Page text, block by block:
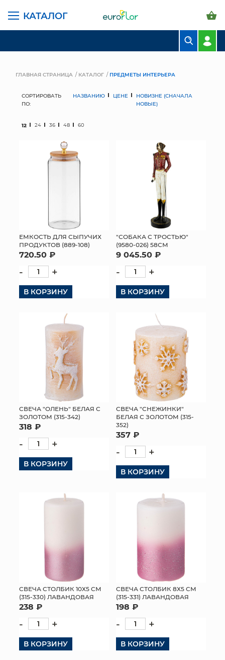
КАТАЛОГ
МЯГКИЕ ИГРУШКИ
КОРЗИНЫ
ЯЩИКИ
ИСКУССТВЕННЫЕ ЦВЕТЫ
ПАКЕТЫ И СУМКИ
ПОДАРОЧНЫЕ КАРТЫ
ТОРГОВЫЙ ЦЕНТР
ОПТОВЫМ КЛИЕНТАМ
КОНТАКТЫ
ГЛАВНАЯ СТРАНИЦА КАТАЛОГ ПРЕДМЕТЫ ИНТЕРЬЕРА
СОРТИРОВАТЬ
ПО:
НАЗВАНИЮ ЦЕНЕ
НОВИЗНЕ (СНАЧАЛА
НОВЫЕ)
12 24 36 48 60
ЕМКОСТЬ ДЛЯ СЫПУЧИХ
ПРОДУКТОВ (889-108)
720.50 ₽
- +
В КОРЗИНУ
"СОБАКА С ТРОСТЬЮ"
(9580-026) 58СМ
9 045.50 ₽
- +
В КОРЗИНУ
CВЕЧА "ОЛЕНЬ" БЕЛАЯ С
ЗОЛОТОМ (315-342)
318 ₽
- +
В КОРЗИНУ
CВЕЧА "СНЕЖИНКИ"
БЕЛАЯ С ЗОЛОТОМ (315-
352)
357 ₽
- +
В КОРЗИНУ
CВЕЧА СТОЛБИК 10Х5 СМ
(315-330) ЛАВАНДОВАЯ
238 ₽
- +
В КОРЗИНУ
CВЕЧА СТОЛБИК 8Х5 СМ
(315-331) ЛАВАНДОВАЯ
198 ₽
- +
В КОРЗИНУ